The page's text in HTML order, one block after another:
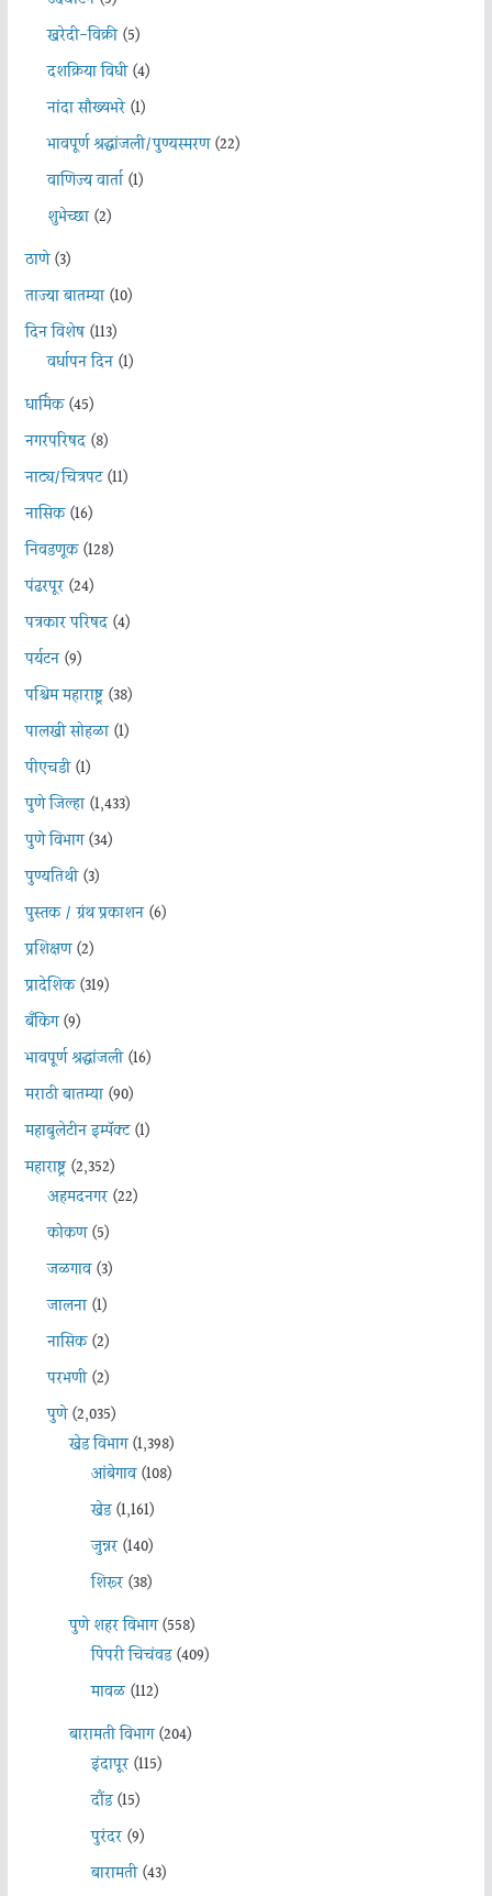
खरेदी-विक्री(5)
दशक्रिया विधी(4)
नांदा सौख्यभरे(1)
भावपूर्ण श्रद्धांजली/पुण्यस्मरण(22)
वाणिज्य वार्ता(1)
शुभेच्छा(2)
ठाणे(3)
ताज्या बातम्या(10)
दिन विशेष(113)
वर्धापन दिन(1)
धार्मिक(45)
नगरपरिषद(8)
नाट्य/चित्रपट(11)
नासिक(16)
निवडणूक(128)
पंढरपूर(24)
पत्रकार परिषद(4)
पर्यटन(9)
पश्चिम महाराष्ट्र(38)
पालखी सोहळा(1)
पीएचडी(1)
पुणे जिल्हा(1,433)
पुणे विभाग(34)
पुण्यतिथी(3)
पुस्तक / ग्रंथ प्रकाशन(6)
प्रशिक्षण(2)
प्रादेशिक(319)
बँकिंग(9)
भावपूर्ण श्रद्धांजली(16)
मराठी बातम्या(90)
महाबुलेटीन इम्पॅक्ट(1)
महाराष्ट्र(2,352)
अहमदनगर(22)
कोकण(5)
जळगाव(3)
जालना(1)
नासिक(2)
परभणी(2)
पुणे(2,035)
खेड विभाग(1,398)
आंबेगाव(108)
खेड(1,161)
जुन्नर(140)
शिरूर(38)
पुणे शहर विभाग(558)
पिंपरी चिचंवड(409)
मावळ(112)
बारामती विभाग(204)
इंदापूर(115)
दौंड(15)
पुरंदर(9)
बारामती(43)